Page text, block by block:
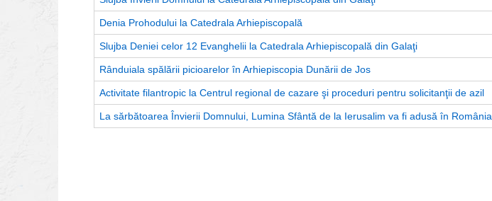
Denia Prohodului la Catedrala Arhiepiscopală
Slujba Deniei celor 12 Evanghelii la Catedrala Arhiepiscopală din Galaţi
Rânduiala spălării picioarelor în Arhiepiscopia Dunării de Jos
Activitate filantropic la Centrul regional de cazare şi proceduri pentru solicitanţii de azil
La sărbătoarea Învierii Domnului, Lumina Sfântă de la Ierusalim va fi adusă în România